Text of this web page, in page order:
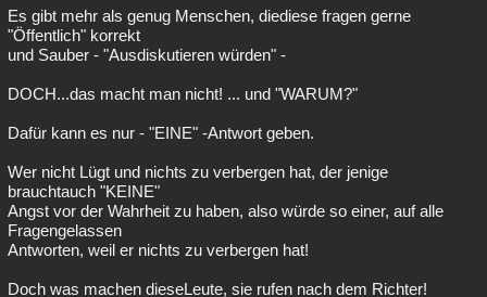
Es gibt mehr als genug Menschen, diediese fragen gerne
"Öffentlich" korrekt
und Sauber - "Ausdiskutieren würden" -
DOCH...das macht man nicht! ... und "WARUM?"
Dafür kann es nur - "EINE" -Antwort geben.
Wer nicht Lügt und nichts zu verbergen hat, der jenige
brauchtauch "KEINE"
Angst vor der Wahrheit zu haben, also würde so einer, auf alle
Fragengelassen
Antworten, weil er nichts zu verbergen hat!
Doch was machen dieseLeute, sie rufen nach dem Richter!